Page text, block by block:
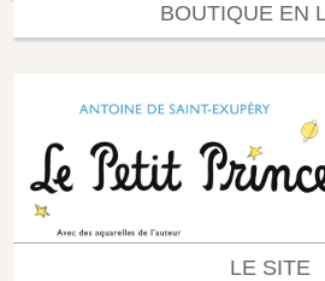
BOUTIQUE EN
LE SITE